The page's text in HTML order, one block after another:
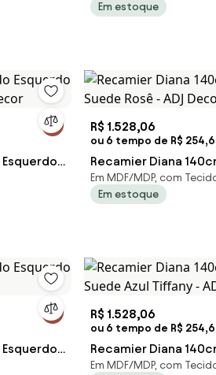
Em estoque
R$ 1.528,06
ou 6 tempo de R$
Recamier Diana
Suede Rosê - ADJ
Em MDF/MDP, com
Em estoque
R$ 1.528,06
ou 6 tempo de R$
Recamier Diana
Suede Azul Tiffany -
Em MDF/MDP, com